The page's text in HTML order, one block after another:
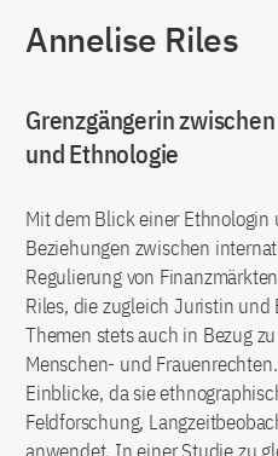
Annelise Riles
Grenzgängerin
und Ethnologie
Mit dem Blick einer
Beziehungen zwischen
Regulierung von
Riles, die zugleich Juristin und
Themen stets auch in Bezug
Menschen- und
Einblicke, da sie
Feldforschung,